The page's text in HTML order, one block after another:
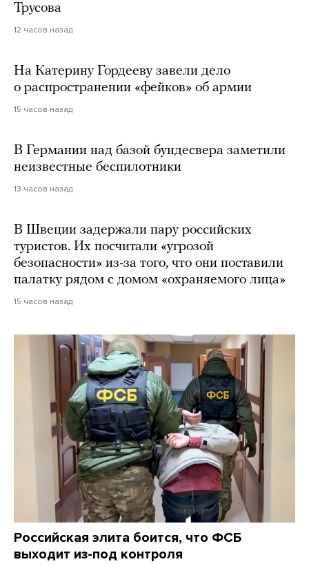
Трусова
12 часов назад
На Катерину Гордееву завели дело
о распространении «фейков» об армии
15 часов назад
В Германии над базой бундесвера заметили
неизвестные беспилотники
13 часов назад
В Швеции задержали пару российских
туристов. Их посчитали «угрозой
безопасности» из-за того, что они поставили
палатку рядом с домом «охраняемого лица»
15 часов назад
Российская элита боится, что ФСБ
выходит из-под контроля